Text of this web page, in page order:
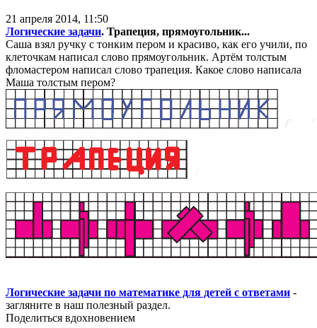
21 апреля 2014, 11:50
Логические задачи. Трапеция, прямоугольник...
Саша взял ручку с тонким пером и красиво, как его учили, по
клеточкам написал слово прямоугольник. Артём толстым
фломастером написал слово трапеция. Какое слово написала
Маша толстым пером?
Логические задачи по математике для детей с ответами -
загляните в наш полезный раздел.
Поделиться вдохновением